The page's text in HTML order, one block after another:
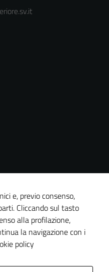
e, previo consenso,
Cliccando sul tasto
alla profilazione,
la navigazione con i
policy
informazioni